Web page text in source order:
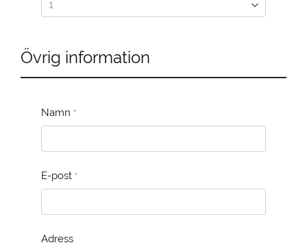
Övrig information
Namn *
E-post *
Adress